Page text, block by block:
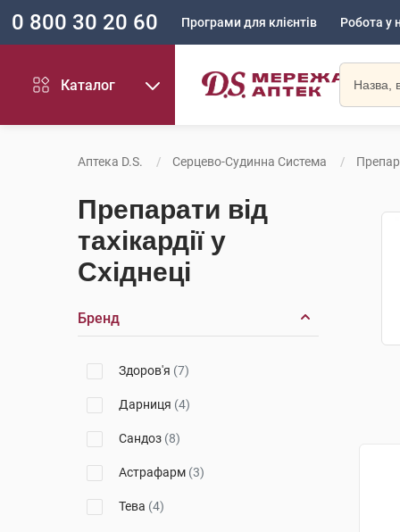
0 800 30 20 60 Програми для клієнтів Робота у
Каталог
Аптека D.S. Серцево-Судинна Система
Препарати від
тахікардії у
Східнеці
Бренд
Здоров'я (7)
Дарниця (4)
Сандоз (8)
Астрафарм (3)
Тева (4)